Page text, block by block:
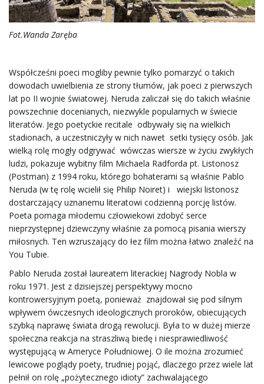
Fot.Wanda Zaręba
Współcześni poeci mogliby pewnie tylko pomarzyć o takich
dowodach uwielbienia ze strony tłumów, jak poeci z pierwszych
lat po II wojnie światowej. Neruda zaliczał się do takich właśnie
powszechnie docenianych, niezwykle popularnych w świecie
literatów. Jego poetyckie recitale odbywały się na wielkich
stadionach, a uczestniczyły w nich nawet setki tysięcy osób. Jak
wielką rolę mogły odgrywać wówczas wiersze w życiu zwykłych
ludzi, pokazuje wybitny film Michaela Radforda pt. Listonosz
(Postman) z 1994 roku, którego bohaterami są właśnie Pablo
Neruda (w tę rolę wcielił się Philip Noiret) i wiejski listonosz
dostarczający uznanemu literatowi codzienną porcję listów.
Poeta pomaga młodemu człowiekowi zdobyć serce
nieprzystępnej dziewczyny właśnie za pomocą pisania wierszy
miłosnych. Ten wzruszający do łez film można łatwo znaleźć na
You Tubie.
Pablo Neruda został laureatem literackiej Nagrody Nobla w
roku 1971. Jest z dzisiejszej perspektywy mocno
kontrowersyjnym poetą, ponieważ znajdował się pod silnym
wpływem ówczesnych ideologicznych proroków, obiecujących
szybką naprawę świata drogą rewolucji. Była to w dużej mierze
społeczna reakcja na straszliwą biedę i niesprawiedliwość
występującą w Ameryce Południowej. O ile można zrozumieć
lewicowe poglądy poety, trudniej pojąć, dlaczego przez wiele lat
pełnił on rolę „pożytecznego idioty” zachwalającego